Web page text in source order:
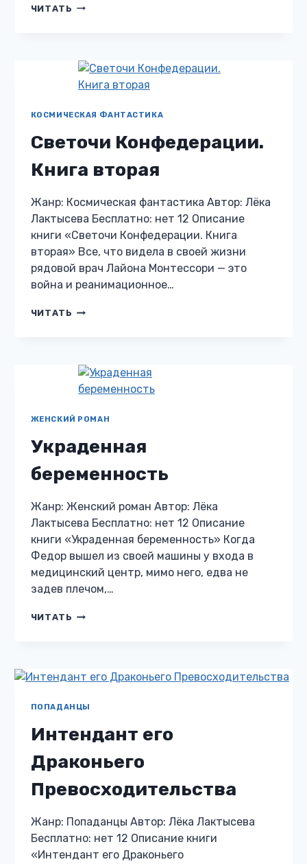
ЧИТАТЬ ОРЧИХА
КОСМИЧЕСКАЯ ФАНТАСТИКА
Светочи Конфедерации.
Книга вторая
Жанр: Космическая фантастика Автор: Лёка
Лактысева Бесплатно: нет 12 Описание
книги «Светочи Конфедерации. Книга
вторая» Все, что видела в своей жизни
рядовой врач Лайона Монтессори — это
война и реанимационное…
ЧИТАТЬ СВЕТОЧИ
ЖЕНСКИЙ РОМАН
Украденная
беременность
Жанр: Женский роман Автор: Лёка
Лактысева Бесплатно: нет 12 Описание
книги «Украденная беременность» Когда
Федор вышел из своей машины у входа в
медицинский центр, мимо него, едва не
задев плечом,…
ЧИТАТЬ УКРАДЕННАЯ
ПОПАДАНЦЫ
Интендант его
Драконьего
Превосходительства
Жанр: Попаданцы Автор: Лёка Лактысева
Бесплатно: нет 12 Описание книги
«Интендант его Драконьего